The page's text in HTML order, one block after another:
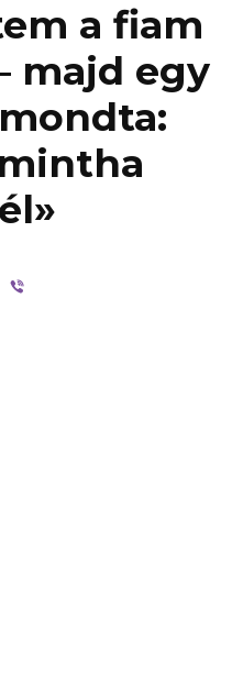
a fiam
majd egy